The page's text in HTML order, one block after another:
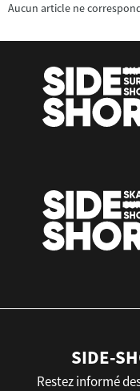
Aucun article ne
SIDE-
Restez informé